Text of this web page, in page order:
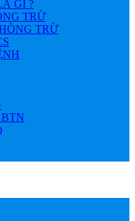
GÌ ?
TRỪ
TRỪ